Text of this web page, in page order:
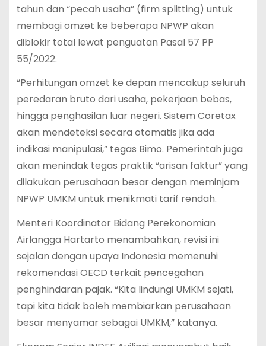
tahun dan “pecah usaha” (firm splitting) untuk
membagi omzet ke beberapa NPWP akan
diblokir total lewat penguatan Pasal 57 PP
55/2022.
“Perhitungan omzet ke depan mencakup seluruh
peredaran bruto dari usaha, pekerjaan bebas,
hingga penghasilan luar negeri. Sistem Coretax
akan mendeteksi secara otomatis jika ada
indikasi manipulasi,” tegas Bimo. Pemerintah juga
akan menindak tegas praktik “arisan faktur” yang
dilakukan perusahaan besar dengan meminjam
NPWP UMKM untuk menikmati tarif rendah.
Menteri Koordinator Bidang Perekonomian
Airlangga Hartarto menambahkan, revisi ini
sejalan dengan upaya Indonesia memenuhi
rekomendasi OECD terkait pencegahan
penghindaran pajak. “Kita lindungi UMKM sejati,
tapi kita tidak boleh membiarkan perusahaan
besar menyamar sebagai UMKM,” katanya.